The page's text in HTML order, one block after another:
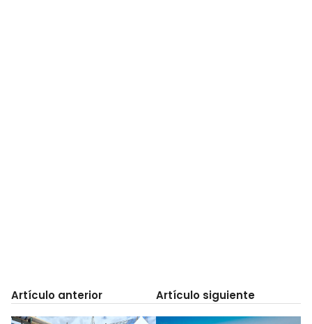
Artículo anterior Artículo siguiente